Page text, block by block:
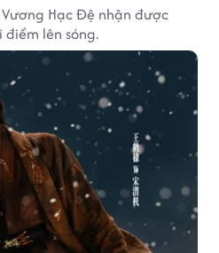
Hạc Đệ nhận được
lên sóng.